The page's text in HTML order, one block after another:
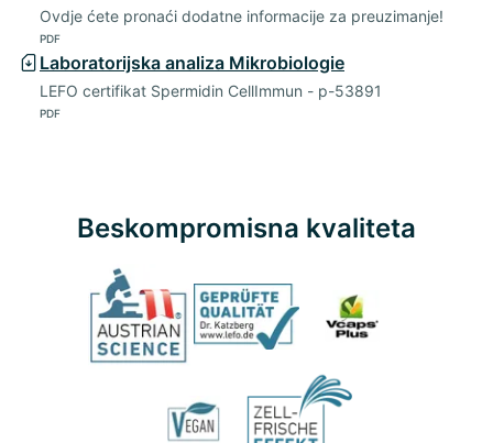
Ovdje ćete pronaći dodatne informacije za preuzimanje!
PDF
Laboratorijska analiza Mikrobiologie
LEFO certifikat Spermidin CellImmun - p-53891
PDF
Beskompromisna kvaliteta